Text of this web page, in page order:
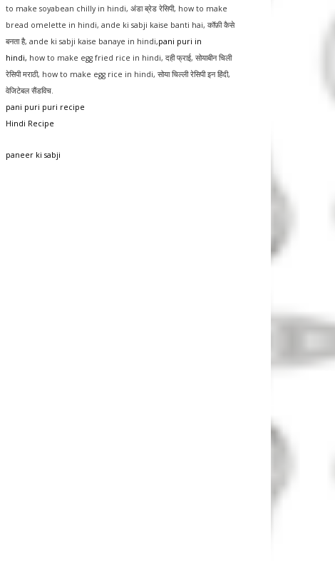
to make soyabean chilly in hindi, अंडा ब्रेड रेसिपी, how to make
bread omelette in hindi, ande ki sabji kaise banti hai, कॉफ़ी कैसे
बनता है, ande ki sabji kaise banaye in hindi,pani puri in
hindi, how to make egg fried rice in hindi, दही फ्राई, सोयाबीन चिली
रेसिपी मराठी, how to make egg rice in hindi, सोया चिल्ली रेसिपी इन हिंदी,
वेजिटेबल सैंडविच.
pani puri puri recipe
Hindi Recipe
paneer ki sabji